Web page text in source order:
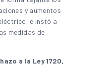
y aumentos
e instó a
medidas de
a la Ley 1720,